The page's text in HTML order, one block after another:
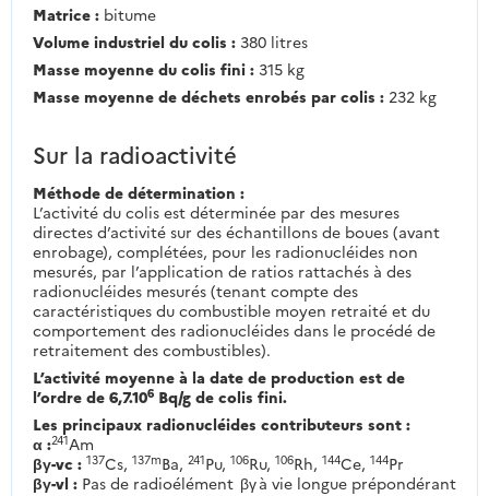
Matrice :bitume
Volume industriel du colis :380 litres
Masse moyenne du colis fini : 315 kg
Masse moyenne de déchets enrobés par colis : 232 kg
Sur la radioactivité
Méthode de détermination :
L’activité du colis est déterminée par des mesures
directes d’activité sur des échantillons de boues (avant
enrobage), complétées, pour les radionucléides non
mesurés, par l’application de ratios rattachés à des
radionucléides mesurés (tenant compte des
caractéristiques du combustible moyen retraité et du
comportement des radionucléides dans le procédé de
retraitement des combustibles).
L’activité moyenne à la date de production est de
l’ordre de 6,7.106Bq/g de colis fini.
Les principaux radionucléides contributeurs sont :
α :241Am
βγ-vc : 137Cs, 137mBa, 241Pu, 106Ru, 106Rh, 144Ce, 144Pr
βγ-vl : Pas de radioélément βγ à vie longue prépondérant